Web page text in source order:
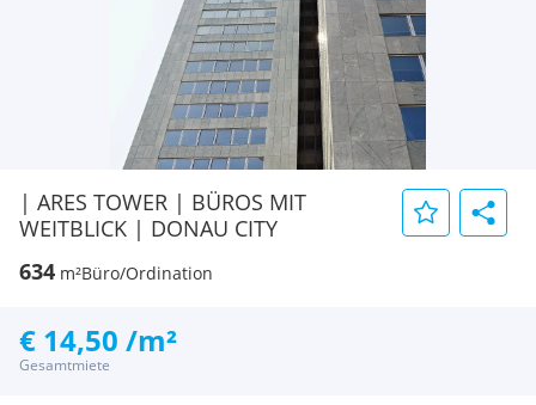
| ARES TOWER | BÜROS MIT
WEITBLICK | DONAU CITY
634 m²Büro/Ordination
€ 14,50 /m²
Gesamtmiete